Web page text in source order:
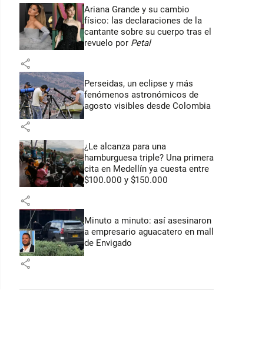
Ariana Grande y su cambio
físico: las declaraciones de la
cantante sobre su cuerpo tras el
revuelo por Petal
share
Perseidas, un eclipse y más
fenómenos astronómicos de
agosto visibles desde Colombia
share
¿Le alcanza para una
hamburguesa triple? Una primera
cita en Medellín ya cuesta entre
$100.000 y $150.000
share
Minuto a minuto: así asesinaron
a empresario aguacatero en mall
de Envigado
share